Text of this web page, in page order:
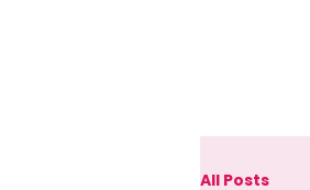
All Posts